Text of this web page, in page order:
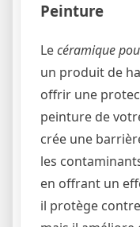
Peinture
Lecéramique
un produit de
offrir une
peinture de
crée une
les
en offrant un
il protège